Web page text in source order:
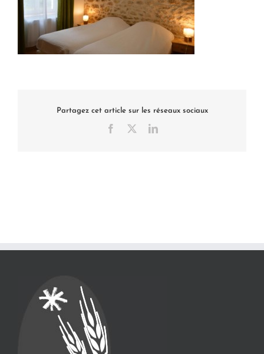
Partagez cet article sur les réseaux sociaux
Facebook LinkedIn